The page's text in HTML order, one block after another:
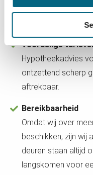
hypotheek zzp, zijn er
Voordelige
Hypotheekadvies
ontzettend scherp
aftrekbaar.
Bereikbaarheid
Omdat wij over
beschikken, zijn wij
deuren staan altijd
langskomen voor